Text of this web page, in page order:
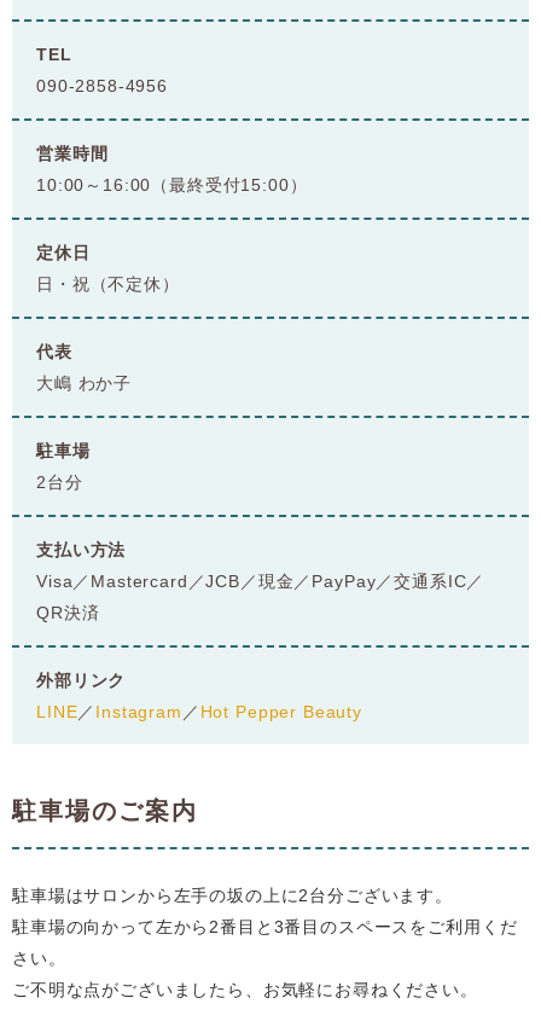
TEL
090-2858-4956
営業時間
10:00～16:00（最終受付15:00）
定休日
日・祝（不定休）
代表
大嶋 わか子
駐車場
2台分
支払い方法
Visa／Mastercard／JCB／現金／PayPay／交通系IC／
QR決済
外部リンク
LINE／ Instagram ／ Hot Pepper Beauty
駐車場のご案内
駐車場はサロンから左手の坂の上に2台分ございます。
駐車場の向かって左から2番目と3番目のスペースをご利用くだ
さい。
ご不明な点がございましたら、お気軽にお尋ねください。